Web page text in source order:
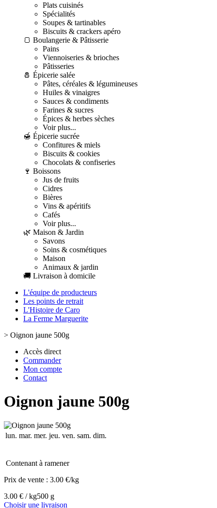
Plats cuisinés
Spécialités
Soupes & tartinables
Biscuits & crackers apéro
🍞 Boulangerie & Pâtisserie
Pains
Viennoiseries & brioches
Pâtisseries
🧂 Épicerie salée
Pâtes, céréales & légumineuses
Huiles & vinaigres
Sauces & condiments
Farines & sucres
Épices & herbes sèches
Voir plus...
🍯 Épicerie sucrée
Confitures & miels
Biscuits & cookies
Chocolats & confiseries
🍷 Boissons
Jus de fruits
Cidres
Bières
Vins & apéritifs
Cafés
Voir plus...
🌿 Maison & Jardin
Savons
Soins & cosmétiques
Maison
Animaux & jardin
🚚 Livraison à domicile
L'équipe de producteurs
Les points de retrait
L'Histoire de Caro
La Ferme Marguerite
> Oignon jaune 500g
Accès direct
Commander
Mon compte
Contact
Oignon jaune 500g
lun. mar. mer. jeu. ven. sam. dim.
Contenant à ramener
Prix de vente : 3.00 €/kg
3.00 € / kg500 g
Choisir une livraison